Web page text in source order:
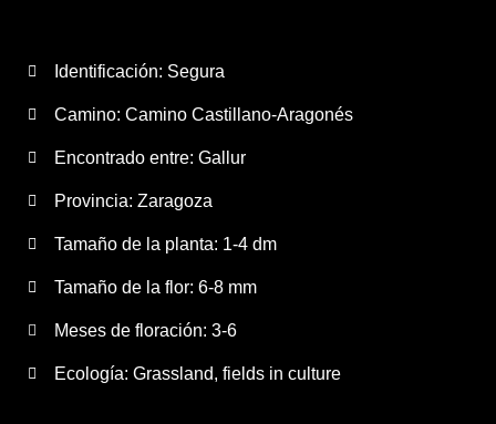
Identificación: Segura
Camino: Camino Castillano-Aragonés
Encontrado entre: Gallur
Provincia: Zaragoza
Tamaño de la planta: 1-4 dm
Tamaño de la flor: 6-8 mm
Meses de floración: 3-6
Ecología: Grassland, fields in culture